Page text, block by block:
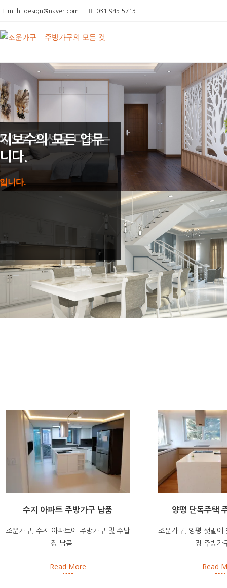
content
m_h_design@naver.com 031-945-5713
S로 최선을 다하는
니다.
보수의 모든 업무
다.
니다.
수지 아파트 주방가구 납품
조운가구, 수지 아파트에 주방가구 및 수납
장 납품
Read More
양평 단독주택
조운가구, 양평 샛말에
장 주방가
Read